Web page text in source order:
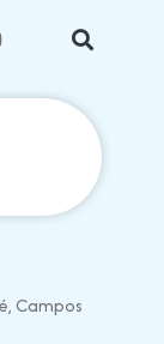
Campos